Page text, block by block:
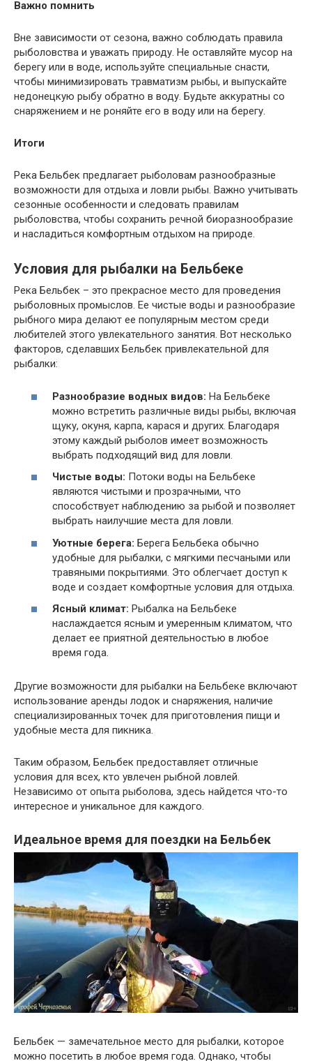
Важно помнить
Вне зависимости от сезона, важно соблюдать правила
рыболовства и уважать природу. Не оставляйте мусор на
берегу или в воде, используйте специальные снасти,
чтобы минимизировать травматизм рыбы, и выпускайте
недонецкую рыбу обратно в воду. Будьте аккуратны со
снаряжением и не роняйте его в воду или на берегу.
Итоги
Река Бельбек предлагает рыболовам разнообразные
возможности для отдыха и ловли рыбы. Важно учитывать
сезонные особенности и следовать правилам
рыболовства, чтобы сохранить речной биоразнообразие
и насладиться комфортным отдыхом на природе.
Условия для рыбалки на Бельбеке
Река Бельбек – это прекрасное место для проведения
рыболовных промыслов. Ее чистые воды и разнообразие
рыбного мира делают ее популярным местом среди
любителей этого увлекательного занятия. Вот несколько
факторов, сделавших Бельбек привлекательной для
рыбалки:
Разнообразие водных видов: На Бельбеке
можно встретить различные виды рыбы, включая
щуку, окуня, карпа, карася и других. Благодаря
этому каждый рыболов имеет возможность
выбрать подходящий вид для ловли.
Чистые воды: Потоки воды на Бельбеке
являются чистыми и прозрачными, что
способствует наблюдению за рыбой и позволяет
выбрать наилучшие места для ловли.
Уютные берега: Берега Бельбека обычно
удобные для рыбалки, с мягкими песчаными или
травяными покрытиями. Это облегчает доступ к
воде и создает комфортные условия для отдыха.
Ясный климат: Рыбалка на Бельбеке
наслаждается ясным и умеренным климатом, что
делает ее приятной деятельностью в любое
время года.
Другие возможности для рыбалки на Бельбеке включают
использование аренды лодок и снаряжения, наличие
специализированных точек для приготовления пищи и
удобные места для пикника.
Таким образом, Бельбек предоставляет отличные
условия для всех, кто увлечен рыбной ловлей.
Независимо от опыта рыболова, здесь найдется что-то
интересное и уникальное для каждого.
Идеальное время для поездки на Бельбек
Бельбек — замечательное место для рыбалки, которое
можно посетить в любое время года. Однако, чтобы